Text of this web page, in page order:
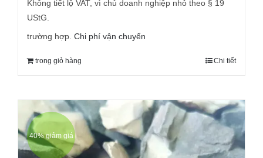
Không tiết lộ VAT, vì chủ doanh nghiệp nhỏ theo § 19
UStG.
trường hợp. Chi phí vận chuyển
trong giỏ hàng Chi tiết
40% giảm giá